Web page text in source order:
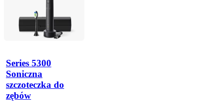
Series 5300
Soniczna
szczoteczka do
zębów